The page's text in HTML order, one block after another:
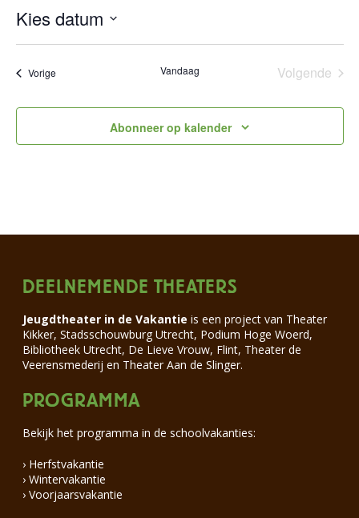
Kies datum
datum.
VorigeEvenementen Vandaag
Volgende
Abonneer op kalender
DEELNEMENDE THEATERS
Jeugdtheater in de Vakantie is een project van Theater
Kikker, Stadsschouwburg Utrecht, Podium Hoge Woerd,
Bibliotheek Utrecht, De Lieve Vrouw, Flint, Theater de
Veerensmederij en Theater Aan de Slinger.
PROGRAMMA
Bekijk het programma in de schoolvakanties:
› Herfstvakantie
› Wintervakantie
› Voorjaarsvakantie